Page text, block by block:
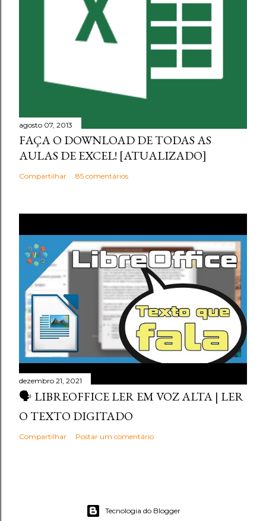
agosto 07, 2013
FAÇA O DOWNLOAD DE TODAS AS
AULAS DE EXCEL! [ATUALIZADO]
Compartilhar 85 comentários
dezembro 21, 2021
🗣️ LIBREOFFICE LER EM VOZ ALTA | LER
O TEXTO DIGITADO
Compartilhar Postar um comentário
Tecnologia do Blogger